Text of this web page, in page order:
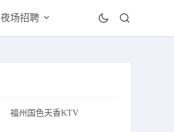
夜场招聘
福州国色天香KTV